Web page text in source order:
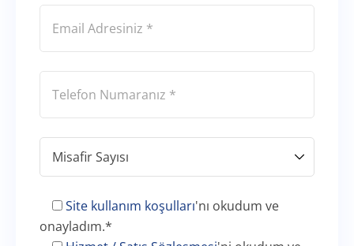
Site kullanım koşulları'nı okudum ve
onayladım.*